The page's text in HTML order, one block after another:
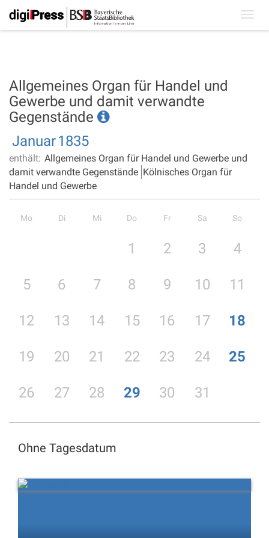
Allgemeines Organ für Handel und
Gewerbe und damit verwandte
Gegenstände
Januar1835
enthält: Allgemeines Organ für Handel und Gewerbe und
damit verwandte Gegenstände Kölnisches Organ für
Handel und Gewerbe
Mo Di Mi Do Fr Sa So
1 2 3 4
5 6 7 8 9 10 11
12 13 14 15 16 17 18
19 20 21 22 23 24 25
26 27 28 29 30 31
Ohne Tagesdatum